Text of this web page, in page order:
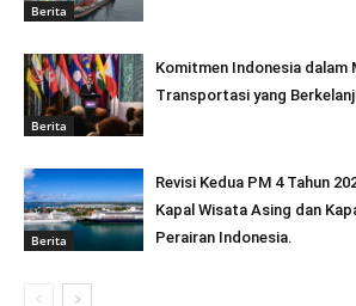
Berita
Berita
Komitmen Indonesia dalam
Transportasi yang
Berita
Revisi Kedua PM 4 Tahun
Kapal Wisata Asing dan
Perairan Indonesia.